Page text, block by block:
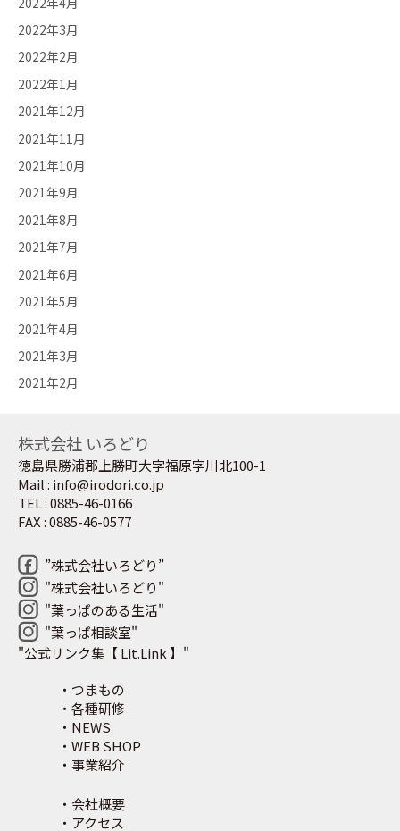
2022年3月
2022年2月
2022年1月
2021年12月
2021年11月
2021年10月
2021年9月
2021年8月
2021年7月
2021年6月
2021年5月
2021年4月
2021年3月
2021年2月
株式会社 いろどり
徳島県勝浦郡上勝町大字福原字川北100-1
Mail : info@irodori.co.jp
TEL : 0885-46-0166
FAX : 0885-46-0577
”株式会社いろどり”
"株式会社いろどり"
"葉っぱのある生活"
"葉っぱ相談室"
"公式リンク集【 Lit.Link 】"
・つまもの
・各種研修
・NEWS
・WEB SHOP
・事業紹介
・会社概要
・アクセス